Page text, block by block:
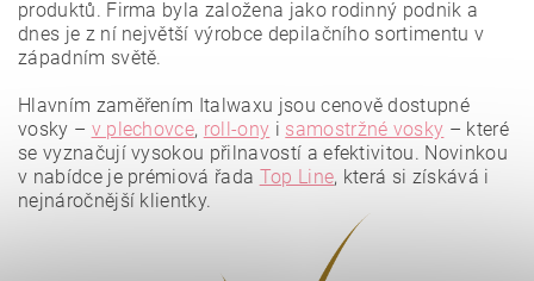
produktů. Firma byla založena jako rodinný podnik a
dnes je z ní největší výrobce depilačního sortimentu v
západním světě.
Hlavním zaměřením Italwaxu jsou cenově dostupné
vosky – v plechovce, roll-ony i samostržné vosky – které
se vyznačují vysokou přilnavostí a efektivitou. Novinkou
v nabídce je prémiová řada Top Line, která si získává i
nejnáročnější klientky.